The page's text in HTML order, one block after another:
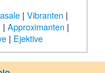
| Vibranten |
| Approximanten |
| Ejektive